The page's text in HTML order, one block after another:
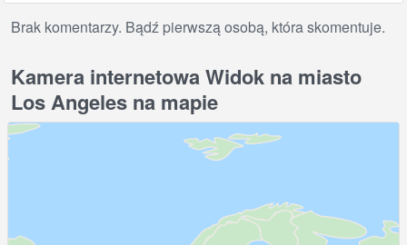
Brak komentarzy. Bądź pierwszą osobą, która skomentuje.
Kamera internetowa Widok na miasto
Los Angeles na mapie